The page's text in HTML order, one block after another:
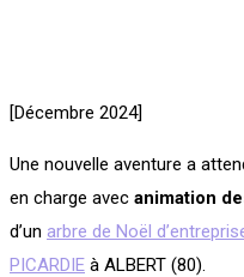
[Décembre 2024]
Une nouvelle aventure a
en charge avec animation
d’un arbre de Noël
PICARDIE à ALBERT (80).